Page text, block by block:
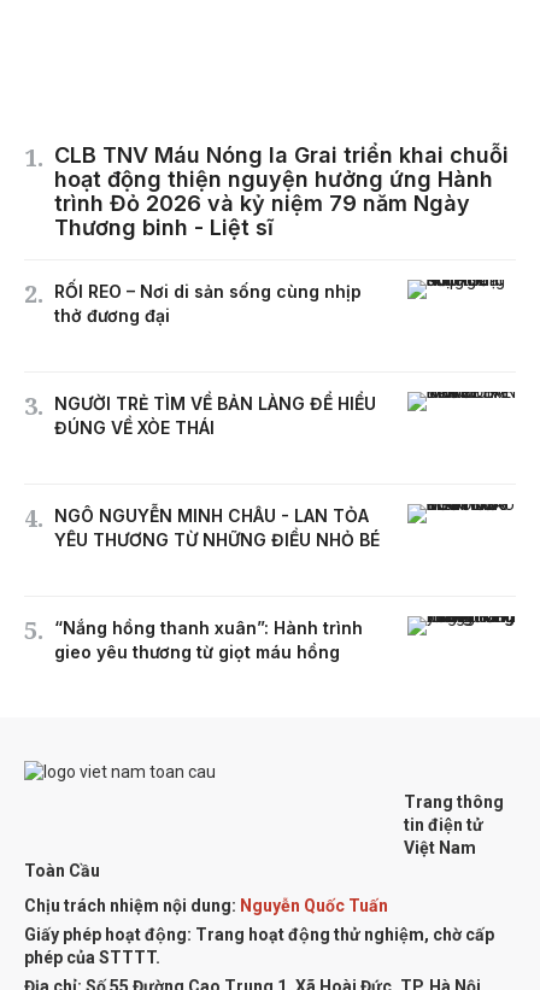
CLB TNV Máu Nóng Ia Grai triển khai chuỗi
hoạt động thiện nguyện hưởng ứng Hành
trình Đỏ 2026 và kỷ niệm 79 năm Ngày
Thương binh - Liệt sĩ
RỐI REO – Nơi di sản sống cùng nhịp
thở đương đại
NGƯỜI TRẺ TÌM VỀ BẢN LÀNG ĐỂ HIỂU
ĐÚNG VỀ XÒE THÁI
NGÔ NGUYỄN MINH CHÂU - LAN TỎA
YÊU THƯƠNG TỪ NHỮNG ĐIỀU NHỎ BÉ
“Nắng hồng thanh xuân”: Hành trình
gieo yêu thương từ giọt máu hồng
Trang thông
tin điện tử
Việt Nam
Toàn Cầu
Chịu trách nhiệm nội dung: Nguyễn Quốc Tuấn
Giấy phép hoạt động: Trang hoạt động thử nghiệm, chờ cấp
phép của STTTT.